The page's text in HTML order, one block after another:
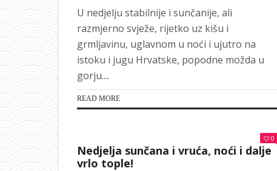
U nedjelju stabilnije i sunčanije, ali
razmjerno svježe, rijetko uz kišu i
grmljavinu, uglavnom u noći i ujutro na
istoku i jugu Hrvatske, popodne možda u
gorju....
READ MORE
0
Nedjelja sunčana i vruća, noći i dalje
vrlo tople!